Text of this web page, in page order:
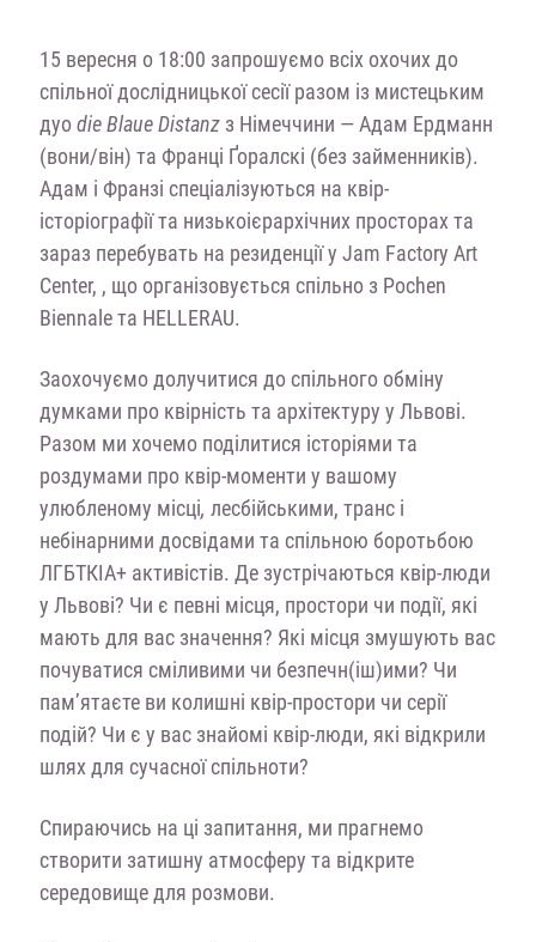
15 вересня о 18:00 запрошуємо всіх охочих до
спільної дослідницької сесії разом із мистецьким
дуоdie Blaue Distanzз Німеччини — Адам Ердманн
(вони/він) та Франці Ґоралскі (без займенників).
Адам і Франзі спеціалізуються на квір-
історіографії та низькоієрархічних просторах та
зараз перебувать на резиденції у Jam Factory Art
Center, , що організовується спільно з Pochen
Biennale та HELLERAU.
Заохочуємо долучитися до спільного обміну
думками про квірність та архітектуру у Львові.
Разом ми хочемо поділитися історіями та
роздумами про квір-моменти у вашому
улюбленому місці, лесбійськими, транс і
небінарними досвідами та спільною боротьбою
ЛГБТКІА+ активістів. Де зустрічаються квір-люди
у Львові? Чи є певні місця, простори чи події, які
мають для вас значення? Які місця змушують вас
почуватися сміливими чи безпечн(іш)ими? Чи
пам’ятаєте ви колишні квір-простори чи серії
подій? Чи є у вас знайомі квір-люди, які відкрили
шлях для сучасної спільноти?
Спираючись на ці запитання, ми прагнемо
створити затишну атмосферу та відкрите
середовище для розмови.